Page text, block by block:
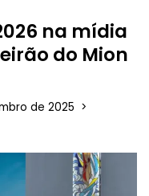
na mídia
do Mion
de 2025